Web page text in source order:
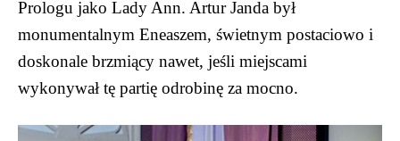
Prologu jako Lady Ann. Artur Janda był
monumentalnym Eneaszem, świetnym postaciowo i
doskonale brzmiący nawet, jeśli miejscami
wykonywał tę partię odrobinę za mocno.